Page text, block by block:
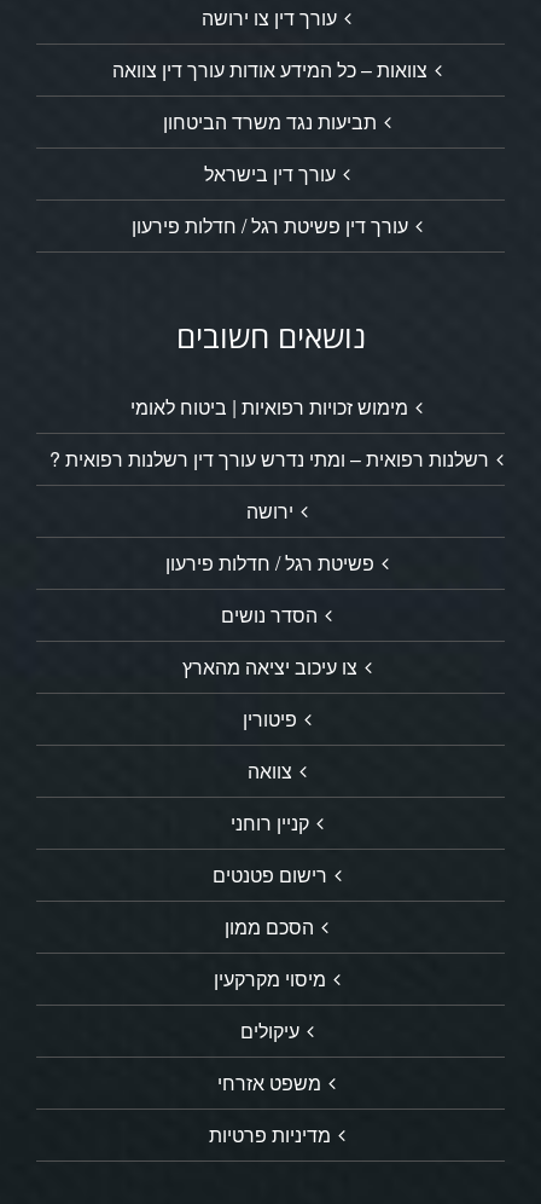
עורך דין צו ירושה
צוואות – כל המידע אודות עורך דין צוואה
תביעות נגד משרד הביטחון
עורך דין בישראל
עורך דין פשיטת רגל / חדלות פירעון
נושאים חשובים
מימוש זכויות רפואיות | ביטוח לאומי
רשלנות רפואית – ומתי נדרש עורך דין רשלנות רפואית ?
ירושה
פשיטת רגל / חדלות פירעון
הסדר נושים
צו עיכוב יציאה מהארץ
פיטורין
צוואה
קניין רוחני
רישום פטנטים
הסכם ממון
מיסוי מקרקעין
עיקולים
משפט אזרחי
מדיניות פרטיות